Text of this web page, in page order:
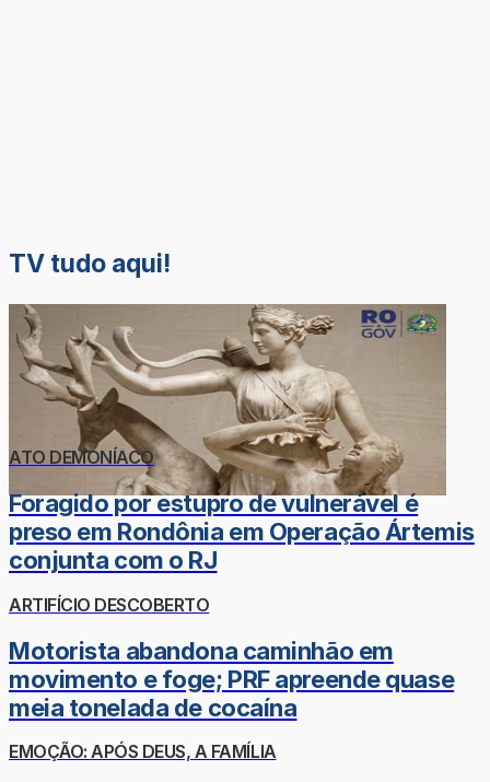
TV tudo aqui!
ATO DEMONÍACO
Foragido por estupro de vulnerável é
preso em Rondônia em Operação Ártemis
conjunta com o RJ
ARTIFÍCIO DESCOBERTO
Motorista abandona caminhão em
movimento e foge; PRF apreende quase
meia tonelada de cocaína
EMOÇÃO: APÓS DEUS, A FAMÍLIA